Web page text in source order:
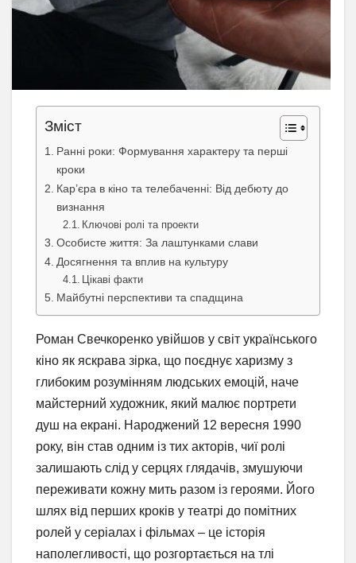
Зміст
Ранні роки: Формування характеру та перші
кроки
Кар’єра в кіно та телебаченні: Від дебюту до
визнання
Ключові ролі та проекти
Особисте життя: За лаштунками слави
Досягнення та вплив на культуру
Цікаві факти
Майбутні перспективи та спадщина
Роман Свечкоренко увійшов у світ українського
кіно як яскрава зірка, що поєднує харизму з
глибоким розумінням людських емоцій, наче
майстерний художник, який малює портрети
душ на екрані. Народжений 12 вересня 1990
року, він став одним із тих акторів, чиї ролі
залишають слід у серцях глядачів, змушуючи
переживати кожну мить разом із героями. Його
шлях від перших кроків у театрі до помітних
ролей у серіалах і фільмах – це історія
наполегливості, що розгортається на тлі